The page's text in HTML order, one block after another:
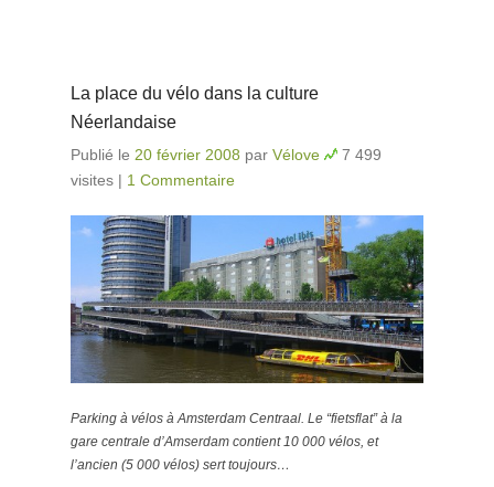
La place du vélo dans la culture
Néerlandaise
Publié le 20 février 2008 par Vélove
7 499
visites | 1 Commentaire
Parking à vélos à Amsterdam Centraal. Le “fietsflat” à la
gare centrale d’Amserdam contient 10 000 vélos, et
l’ancien (5 000 vélos) sert toujours…